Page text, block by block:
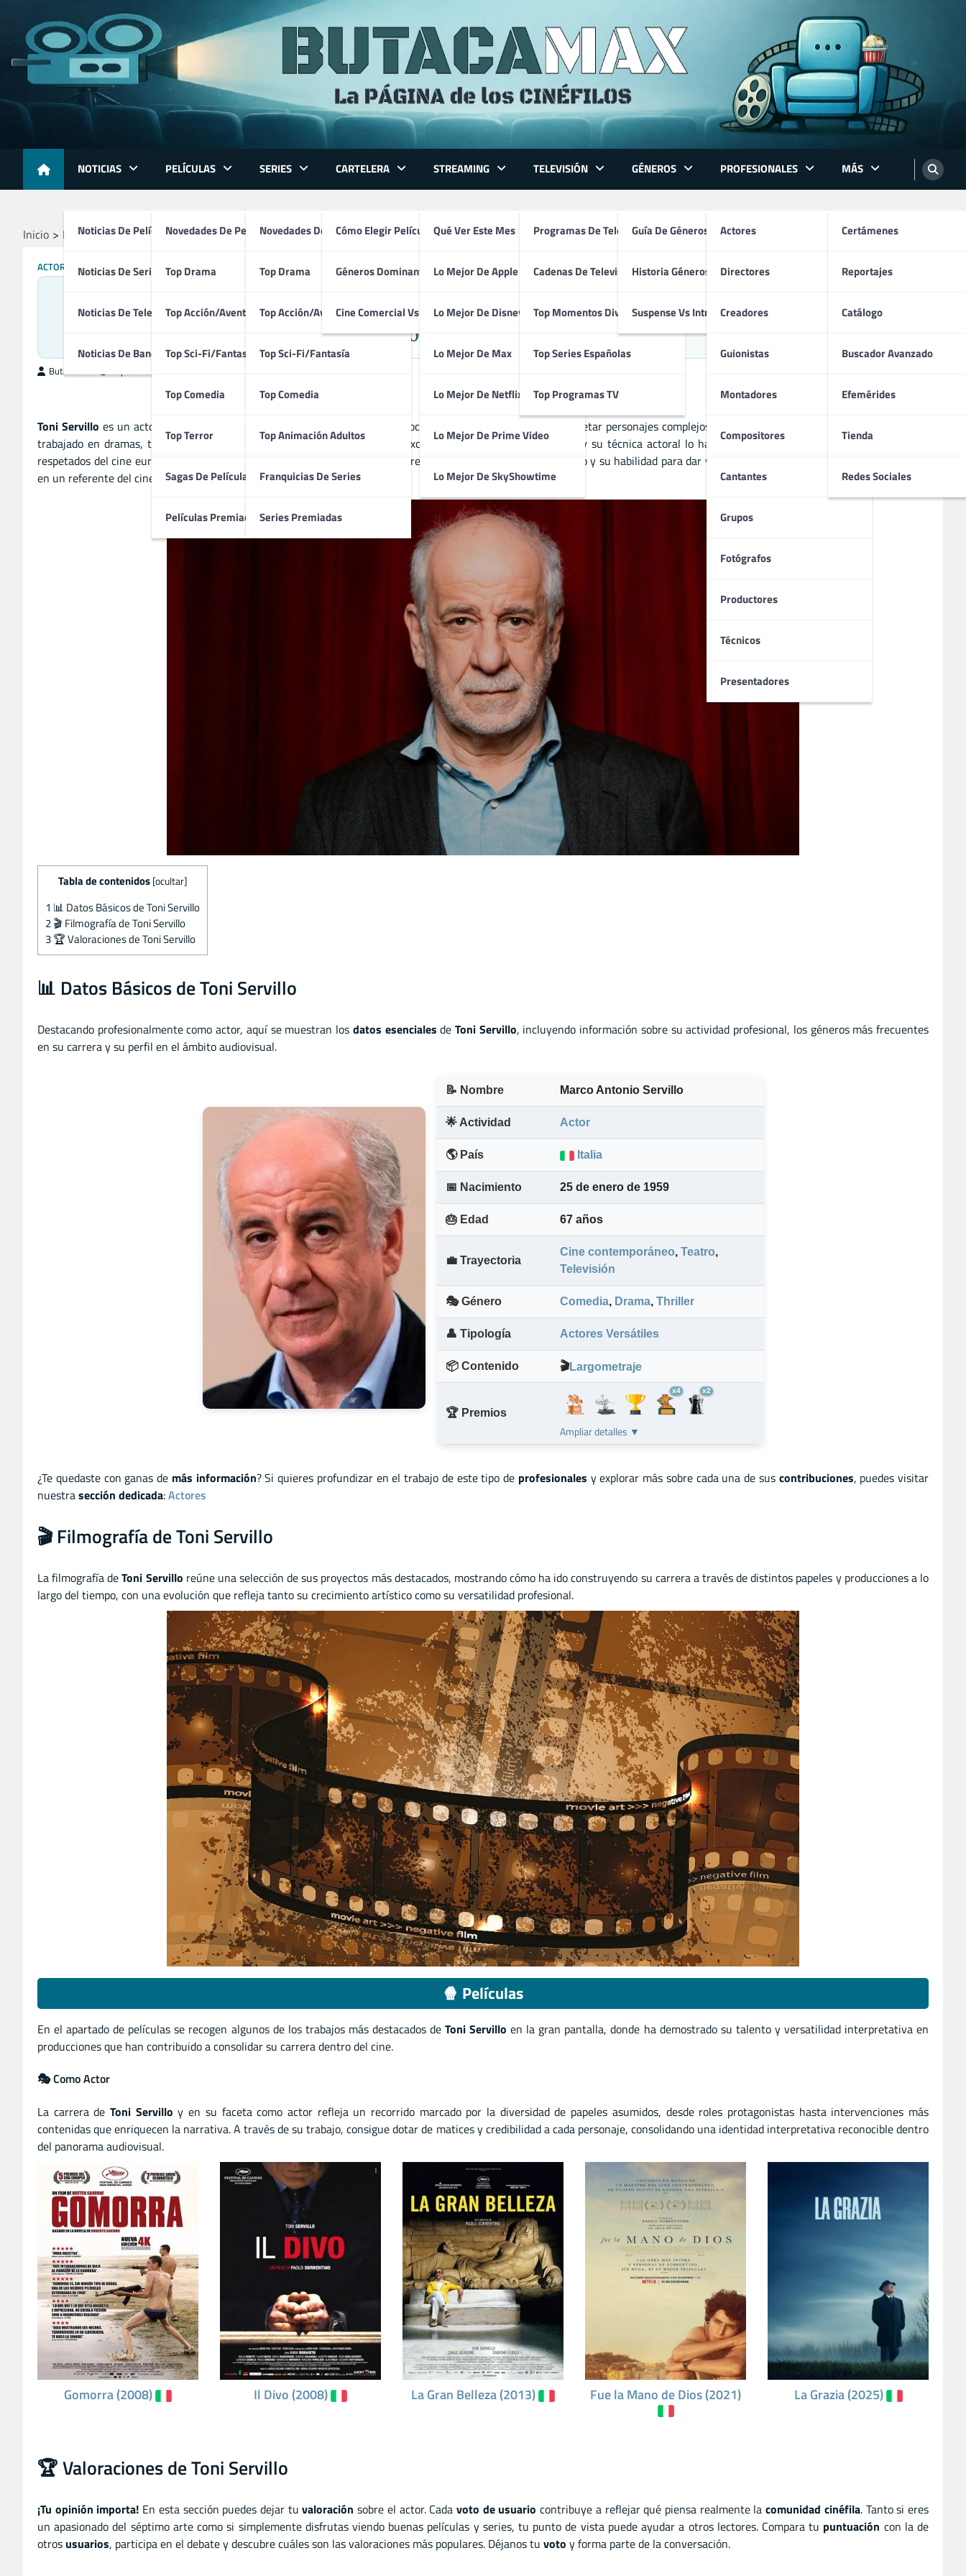
content
NOTICIAS
Noticias De Películas
Noticias De Series
Noticias De Televisión
Noticias De Bandas Sonoras
PELÍCULAS
Novedades De Películas
Top Drama
Top Acción/Aventura
Top Sci-Fi/Fantasía
Top Comedia
Top Terror
Sagas De Películas
Películas Premiadas
SERIES
Novedades De Series
Top Drama
Top Acción/Aventura
Top Sci-Fi/Fantasía
Top Comedia
Top Animación Adultos
Franquicias De Series
Series Premiadas
CARTELERA
Cómo Elegir Película
Géneros Dominantes
Cine Comercial Vs Autor
STREAMING
Qué Ver Este Mes
Lo Mejor De Apple TV
Lo Mejor De Disney+
Lo Mejor De Max
Lo Mejor De Netflix
Lo Mejor De Prime Video
Lo Mejor De SkyShowtime
TELEVISIÓN
Programas De Televisión
Cadenas De Televisión
Top Momentos Divertidos
Top Series Españolas
Top Programas TV
GÉNEROS
Guía De Géneros
Historia Géneros TV
Suspense Vs Intriga
PROFESIONALES
Actores
Directores
Creadores
Guionistas
Montadores
Compositores
Cantantes
Grupos
Fotógrafos
Productores
Técnicos
Presentadores
MÁS
Certámenes
Reportajes
Catálogo
Buscador Avanzado
Efemérides
Tienda
Redes Sociales
Inicio Profesionales Actores Toni Servillo
ACTORES
Toni Servillo
Actor y Director Destacado del Cine Italiano
ButacaMax
Toni Servillo es un actor y director italiano de renombre internacional, conocido por su capacidad para interpretar personajes complejos y profundos en cine, teatro y televisión. Ha
trabajado en dramas, thrillers y comedias, demostrando una versatilidad excepcional. Su presencia escénica y su técnica actoral lo han consolidado como uno de los actores más
respetados del cine europeo contemporáneo. Servillo ha recibido múltiples premios por su talento interpretativo y su habilidad para dar vida a personajes inolvidables, convirtiéndose
en un referente del cine de autor y del teatro italiano.
Tabla de contenidos [ocultar]
1 📊 Datos Básicos de Toni Servillo
2🎬 Filmografía de Toni Servillo
3🏆 Valoraciones de Toni Servillo
📊 Datos Básicos de Toni Servillo
Destacando profesionalmente como actor, aquí se muestran los datos esenciales deToni Servillo, incluyendo información sobre su actividad profesional, los géneros más frecuentes
en su carrera y su perfil en el ámbito audiovisual.
📝 Nombre Marco Antonio Servillo
🌟 Actividad Actor
🌎 País Italia
📅 Nacimiento 25 de enero de 1959
🎂 Edad 67 años
💼 Trayectoria
Cine contemporáneo, Teatro,
Televisión
🎭 Género Comedia, Drama, Thriller
👤 Tipología Actores Versátiles
📦 Contenido 🎬Largometraje
🏆 Premios
x4 x2
Ampliar detalles ▼
¿Te quedaste con ganas de más información? Si quieres profundizar en el trabajo de este tipo de profesionales y explorar más sobre cada una de sus contribuciones, puedes visitar
nuestrasección dedicada:Actores
🎬 Filmografía de Toni Servillo
La filmografía deToni Servillo reúne una selección de sus proyectos más destacados, mostrando cómo ha ido construyendo su carrera a través de distintos papeles y producciones a lo
largo del tiempo, con una evolución que refleja tanto su crecimiento artístico como su versatilidad profesional.
🍿 Películas
En el apartado de películas se recogen algunos de los trabajos más destacados de Toni Servillo en la gran pantalla, donde ha demostrado su talento y versatilidad interpretativa en
producciones que han contribuido a consolidar su carrera dentro del cine.
🎭 Como Actor
La carrera deToni Servillo y en su faceta como actor refleja un recorrido marcado por la diversidad de papeles asumidos, desde roles protagonistas hasta intervenciones más
contenidas que enriquecen la narrativa. A través de su trabajo, consigue dotar de matices y credibilidad a cada personaje, consolidando una identidad interpretativa reconocible dentro
del panorama audiovisual.
Gomorra (2008) Il Divo (2008) La Gran Belleza (2013) Fue la Mano de Dios (2021) La Grazia (2025)
🏆 Valoraciones de Toni Servillo
¡Tu opinión importa! En esta sección puedes dejar tuvaloración sobre el actor. Cadavoto de usuario contribuye a reflejar qué piensa realmente lacomunidad cinéfila. Tanto si eres
un apasionado del séptimo arte como si simplemente disfrutas viendo buenas películas y series, tu punto de vista puede ayudar a otros lectores. Compara tu puntuación con la de
otros usuarios, participa en el debate y descubre cuáles son las valoraciones más populares. Déjanos tu voto y forma parte de la conversación.